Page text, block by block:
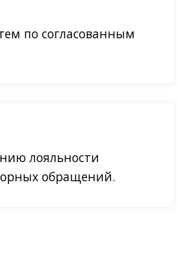
по согласованным
лояльности
обращений.